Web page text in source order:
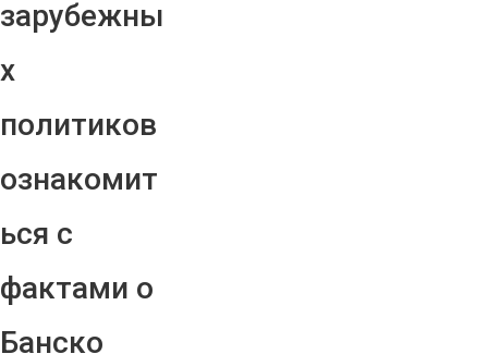
зарубежны
х
политиков
ознакомит
ься с
фактами о
Банско